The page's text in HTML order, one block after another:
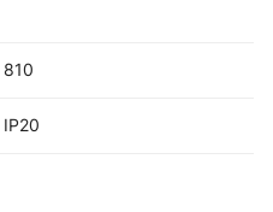
810
IP20